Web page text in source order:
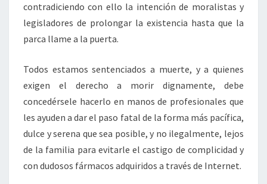
contradiciendo con ello la intención de moralistas y
legisladores de prolongar la existencia hasta que la
parca llame a la puerta.
Todos estamos sentenciados a muerte, y a quienes
exigen el derecho a morir dignamente, debe
concedérsele hacerlo en manos de profesionales que
les ayuden a dar el paso fatal de la forma más pacífica,
dulce y serena que sea posible, y no ilegalmente, lejos
de la familia para evitarle el castigo de complicidad y
con dudosos fármacos adquiridos a través de Internet.